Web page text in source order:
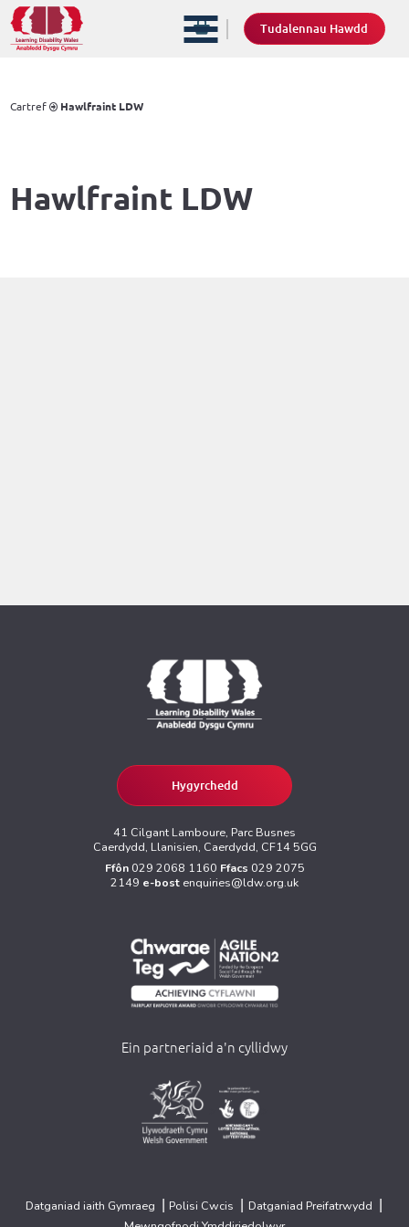
Tudalennau Hawdd
Cartref Hawlfraint LDW
Hawlfraint LDW
Hygyrchedd
41 Cilgant Lamboure, Parc Busnes
Caerdydd, Llanisien, Caerdydd, CF14 5GG
Ffôn 029 2068 1160 Ffacs 029 2075
2149 e-bost enquiries@ldw.org.uk
Ein partneriaid a'n cyllidwy
Datganiad iaith Gymraeg Polisi Cwcis Datganiad Preifatrwydd